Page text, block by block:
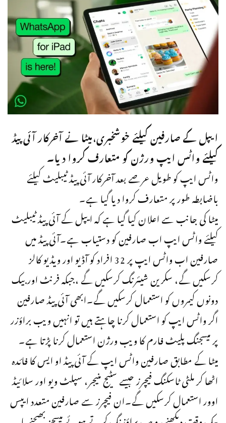
ایپل کے صارفین کیلئے خوشخبری،میٹا نے آخرکار آئی پیڈ
کیلئے واٹس ایپ ورژن کو متعارف کروا دیا۔
واٹس ایپ کو طویل عرصے بعد آخرکار آئی پیڈ ٹیبلیٹ کیلئے
باضابطہ طور پر متعارف کروا دیا گیا ہے۔
میٹا کی جانب سے اعلان کیا گیا ہے کہ ایپل کے آئی پیڈ ٹیبلیٹ
کیلئے واٹس ایپ اب صارفین کو دستیاب ہے۔آئی پیڈ میں
صارفین اب واٹس ایپ پر 32 افراد کو آڈیو اور ویڈیو کالز
کرسکیں گے، سکرین شیئرنگ کرسکیں گے ،جبکہ فرنٹ اور بیک
دونوں کیمروں کو استعمال کرسکیں گے۔ابھی آئی پیڈ صارفین
اگر واٹس ایپ کو استعمال کرنا چاہتے ہیں تو انہیں ویب براؤزر
پر میسجنگ پلیٹ فارم کا ویب ورژن استعمال کرنا پڑتا ہے۔
میٹا کے مطابق صارفین واٹس ایپ کے آئی پیڈ او ایس کا فائدہ
اٹھا کر ملٹی ٹاسکنگ فیچرز جیسے سٹیج منیجر، سپلٹ ویو اور سلائیڈ
اوور استعمال کرسکیں گے۔ان فیچرز سے صارفین متعدد ایپس